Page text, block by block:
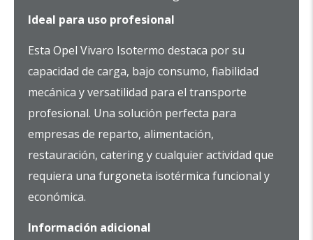
Ideal para uso profesional
Esta Opel Vivaro Isotermo destaca por su
capacidad de carga, bajo consumo, fiabilidad
mecánica y versatilidad para el transporte
profesional. Una solución perfecta para
empresas de reparto, alimentación,
restauración, catering y cualquier actividad que
requiera una furgoneta isotérmica funcional y
económica.
Información adicional